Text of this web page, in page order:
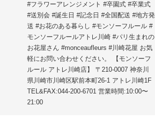
#フラワーアレンジメント #卒園式 #卒業式
#送別会 #誕生日 #記念日 #全国配送 #地方発
送 #お花のある暮らし #モンソーフルール #
モンソーフルールアトレ川崎 #パリ生まれの
お花屋さん #monceaufleurs #川崎花屋 お気
軽にお問い合わせください。 【モンソーフ
ルール アトレ川崎店】 〒210-0007 神奈川
県川崎市川崎区駅前本町26-1 アトレ川崎1F
TEL&FAX:044-200-6701 営業時間:10:00〜
21:00